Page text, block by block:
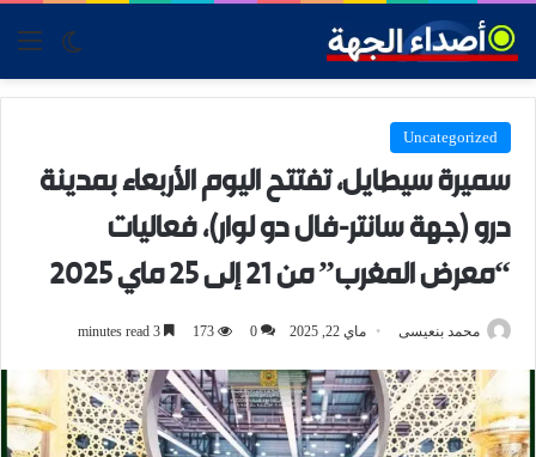
skin
Uncategorized
سميرة سيطايل، تفتتح اليوم الأربعاء بمدينة
درو (جهة سانتر-فال دو لوار)، فعاليات
“معرض المغرب” من 21 إلى 25 ماي 2025
محمد بنعيسى ماي 22, 2025 0
173